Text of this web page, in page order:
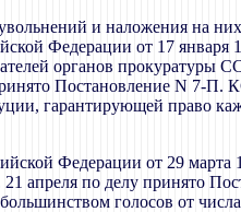
и наложения на
Федерации от 17 января
органов прокуратуры
Постановление N 7-П.
гарантирующей право
Федерации от 29 марта
21 апреля по делу принято
голосов от